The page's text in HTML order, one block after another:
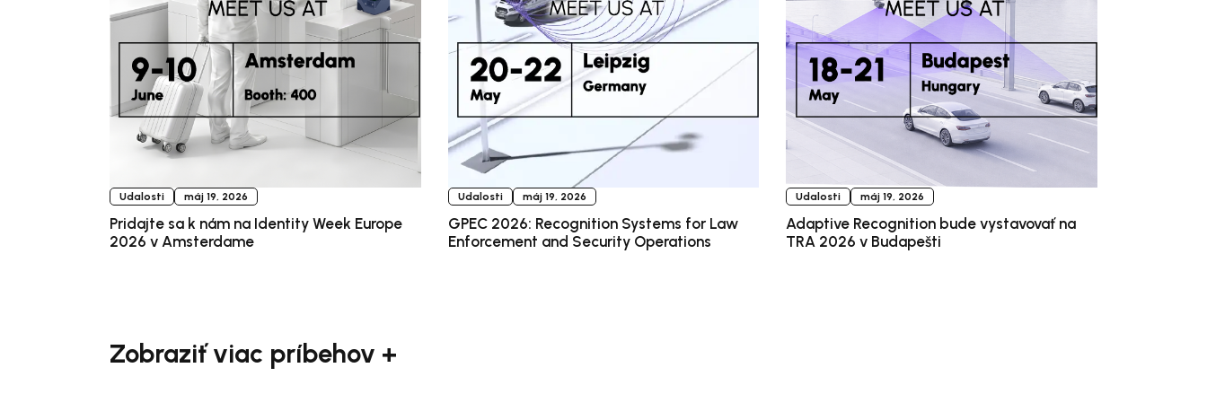
Udalosti máj 19, 2026
Pridajte sa k nám na Identity Week Europe
2026 v Amsterdame
Udalosti máj 19, 2026
GPEC 2026: Recognition Systems for Law
Enforcement and Security Operations
Udalosti máj 19, 2026
Adaptive Recognition bude vystavovať na
TRA 2026 v Budapešti
Zobraziť viac príbehov +